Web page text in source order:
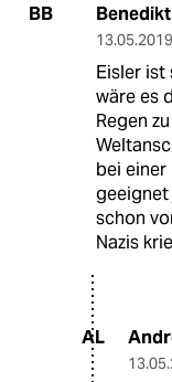
BB
13.05.2019
Eisler ist
wäre es
Regen
bei einer
schon
Nazis
AL